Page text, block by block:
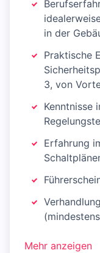
in der
Praktische
3, von
Kenntnisse
Erfahrung
Mehr anzeigen